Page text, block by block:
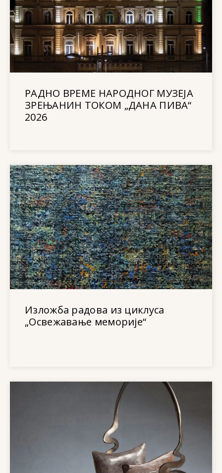
РАДНО ВРЕМЕ НАРОДНОГ МУЗЕЈА
ЗРЕЊАНИН ТОКОМ „ДАНА ПИВА“
2026
Изложба радова из циклуса
„Освежавање меморије“